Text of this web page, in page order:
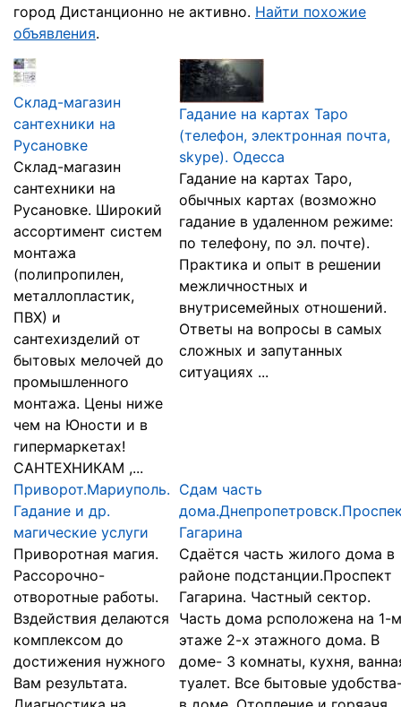
город Дистанционно не активно. Найти похожие
объявления.
Склад-магазин
сантехники на
Русановке
Склад-магазин
сантехники на
Русановке. Широкий
ассортимент систем
монтажа
(полипропилен,
металлопластик,
ПВХ) и
сантехизделий от
бытовых мелочей до
промышленного
монтажа. Цены ниже
чем на Юности и в
гипермаркетах!
САНТЕХНИКАМ ,...
Гадание на картах Таро
(телефон, электронная почта,
skype). Одесса
Гадание на картах Таро,
обычных картах (возможно
гадание в удаленном режиме:
по телефону, по эл. почте).
Практика и опыт в решении
межличностных и
внутрисемейных отношений.
Ответы на вопросы в самых
сложных и запутанных
ситуациях ...
Приворот.Мариуполь.
Гадание и др.
магические услуги
Приворотная магия.
Рассорочно-
отворотные работы.
Вздействия делаются
комплексом до
достижения нужного
Вам результата.
Сдам часть
Гагарина
Сдаётся часть жилого дома в
районе подстанции.Проспект
Гагарина. Частный сектор.
Часть дома рсположена на 1-м
этаже 2-х этажного дома. В
доме- 3 комнаты, кухня,
туалет. Все бытовые